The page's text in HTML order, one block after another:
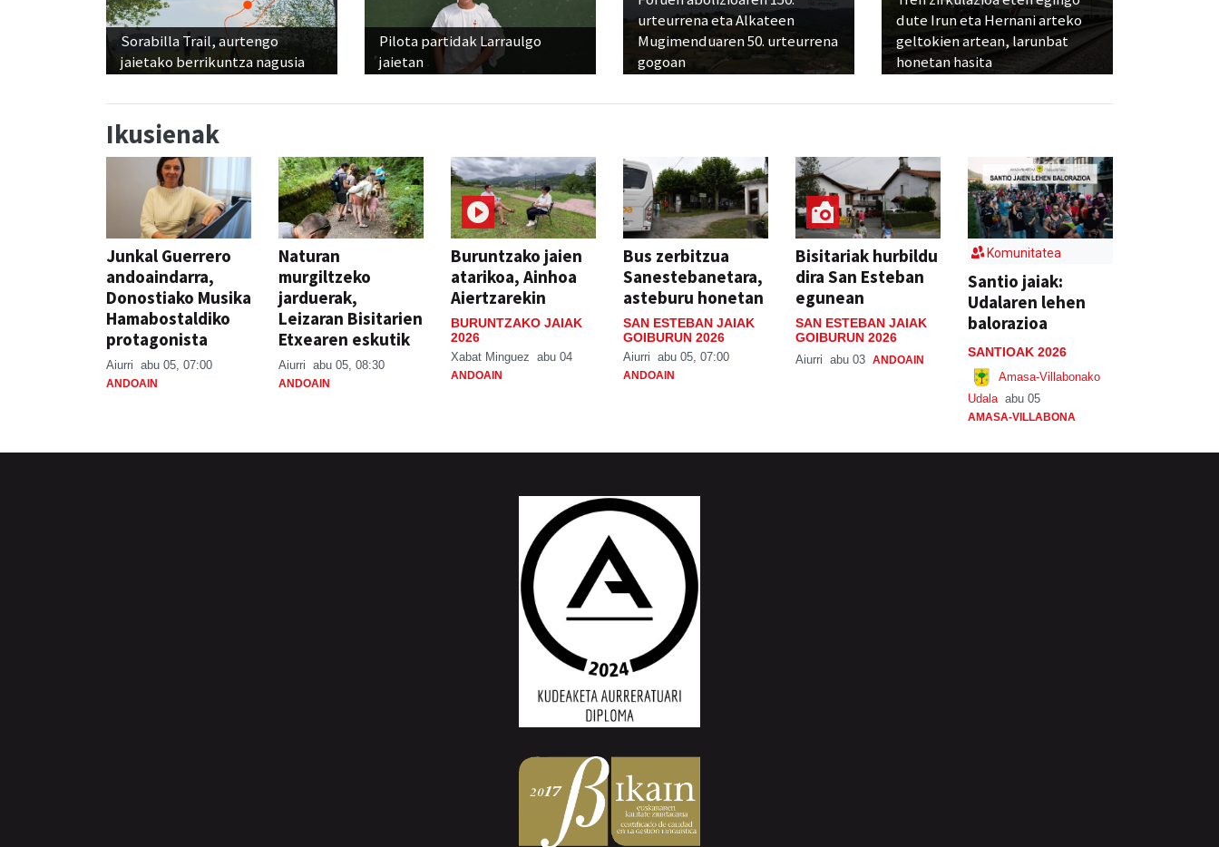
Sorabilla Trail, aurtengo
jaietako berrikuntza nagusia
Pilota partidak Larraulgo
jaietan
urteurrena eta Alkateen
Mugimenduaren 50. urteurrena
gogoan
dute Irun eta Hernani arteko
geltokien artean, larunbat
honetan hasita
Ikusienak
Junkal Guerrero
andoaindarra,
Donostiako Musika
Hamabostaldiko
protagonista
Aiurri abu 05, 07:00
ANDOAIN
Naturan
murgiltzeko
jarduerak,
Leizaran Bisitarien
Etxearen eskutik
Aiurri abu 05, 08:30
ANDOAIN
Buruntzako jaien
atarikoa, Ainhoa
Aiertzarekin
BURUNTZAKO JAIAK
2026
Xabat Minguez abu 04
ANDOAIN
Bus zerbitzua
Sanestebanetara,
asteburu honetan
SAN ESTEBAN JAIAK
GOIBURUN 2026
Aiurri abu 05, 07:00
ANDOAIN
Bisitariak hurbildu
dira San Esteban
egunean
SAN ESTEBAN JAIAK
GOIBURUN 2026
Aiurri abu 03 ANDOAIN
Komunitatea
Santio jaiak:
Udalaren lehen
balorazioa
SANTIOAK 2026
Amasa-Villabonako
Udala abu 05
AMASA-VILLABONA